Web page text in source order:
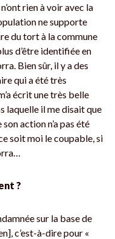
rien à voir avec la
ne supporte
du tort à la commune
d’être identifiée en
Bien sûr, il y a des
qui a été très
écrit une très belle
laquelle il me disait que
action n’a pas été
soit moi le coupable, si
?
sur la base de
c’est-à-dire pour «